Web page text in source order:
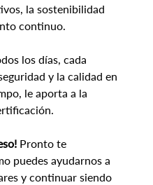
la sostenibilidad
continuo.
los días, cada
y la calidad en
le aporta a la
Pronto te
puedes ayudarnos a
y continuar siendo